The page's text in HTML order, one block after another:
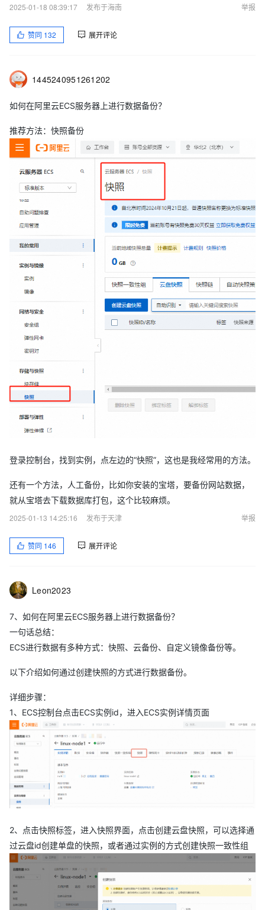
2025-01-18 08:39:17 发布于海南 举报
赞同 132 展开评论
1445240951261202
如何在阿里云ECS服务器上进行数据备份？
推荐方法：快照备份
登录控制台，找到实例，点左边的“快照”，这也是我经常用的方法。
还有一个方法，人工备份，比如你安装的宝塔，要备份网站数据，
就从宝塔去下载数据库打包，这个比较麻烦。
2025-01-13 14:25:16
发布于天津 举报
赞同 146 展开评论
Leon2023
7、如何在阿里云ECS服务器上进行数据备份？
一句话总结：
ECS进行数据有多种方式：快照、云备份、自定义镜像备份等。
以下介绍如何通过创建快照的方式进行数据备份。
详细步骤：
1、ECS控制台点击ECS实例id，进入ECS实例详情页面
2、点击快照标签，进入快照界面，点击创建云盘快照，可以选择通
过云盘id创建单盘的快照，或者通过实例的方式创建快照一致性组